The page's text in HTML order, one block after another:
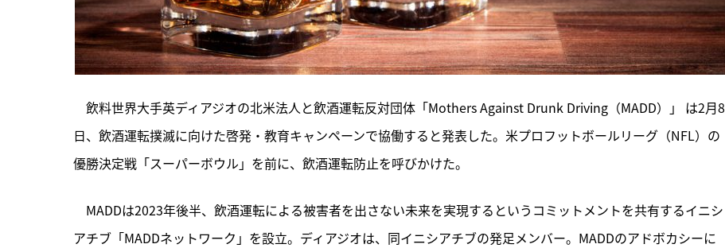
飲料世界大手英ディアジオの北米法人と飲酒運転反対団体「Mothers Against Drunk Driving（MADD）」 は2月8
日、飲酒運転撲滅に向けた啓発・教育キャンペーンで協働すると発表した。米プロフットボールリーグ（NFL）の
優勝決定戦「スーパーボウル」を前に、飲酒運転防止を呼びかけた。
MADDは2023年後半、 飲酒運転による被害者を出さない未来を実現するというコミットメントを共有するイニシ
アチブ「MADDネットワーク」を設立。ディアジオは、同イニシアチブの発足メンバー。MADDのアドボカシーに